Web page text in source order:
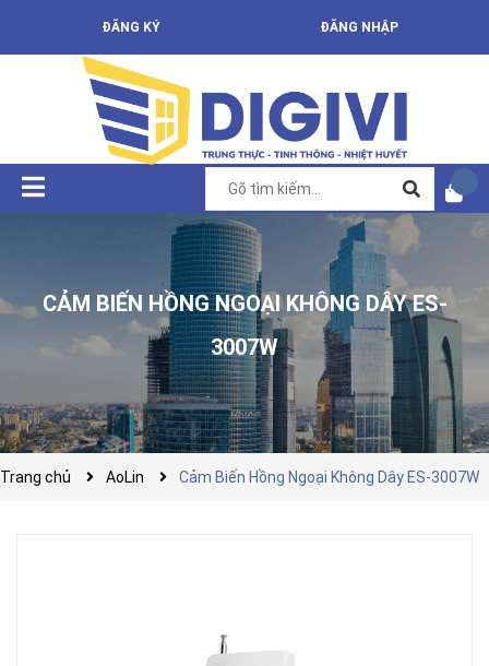
ĐĂNG KÝ ĐĂNG NHẬP
CẢM BIẾN HỒNG NGOẠI KHÔNG DÂY ES-
3007W
Trang chủ AoLin Cảm Biến Hồng Ngoại Không Dây ES-3007W